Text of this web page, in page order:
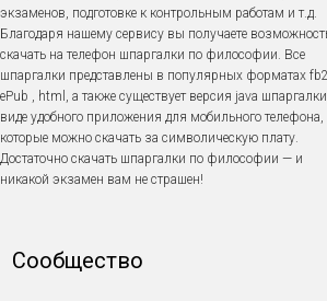
экзаменов, подготовке к контрольным работам и т.д.
Благодаря нашему сервису вы получаете
скачать на телефон шпаргалки по философии. Все
шпаргалки представлены в популярных форматах
ePub , html, а также существует версия java
виде удобного приложения для мобильного телефона,
которые можно скачать за символическую плату.
Достаточно скачать шпаргалки по философии — и
никакой экзамен вам не страшен!
Сообщество